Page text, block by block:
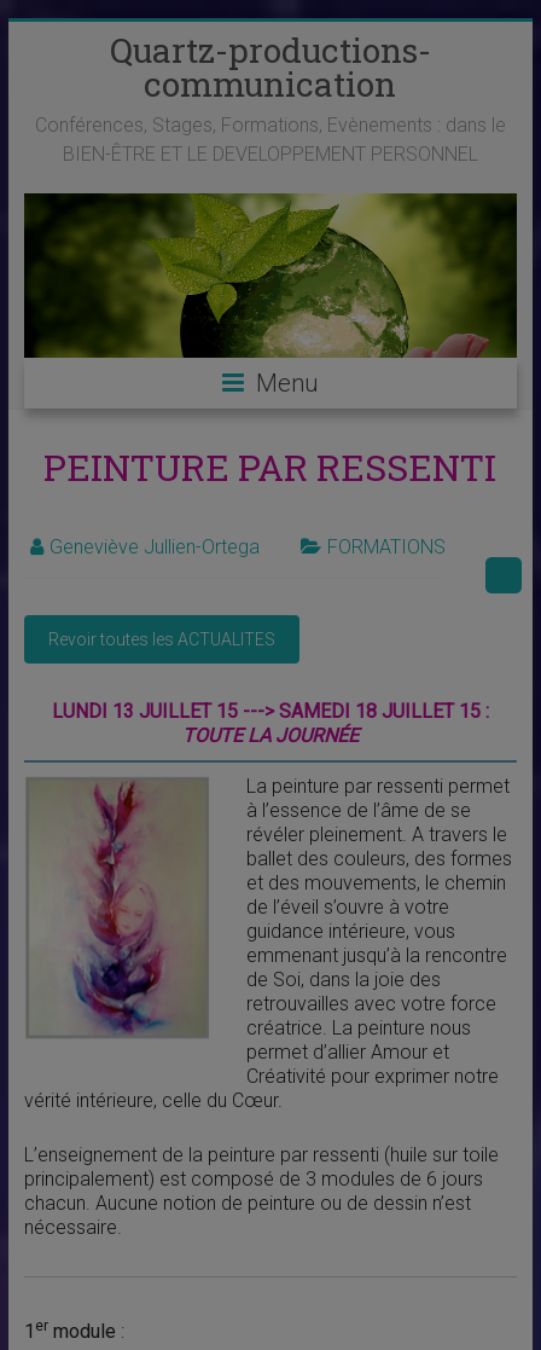
Quartz-productions-
communication
Conférences, Stages, Formations, Evènements : dans le
BIEN-ÊTRE ET LE DEVELOPPEMENT PERSONNEL
Menu
PEINTURE PAR RESSENTI
Geneviève Jullien-Ortega FORMATIONS
LUNDI 13 JUILLET 15 ---> SAMEDI 18 JUILLET 15 :
TOUTE LA JOURNÉE
La peinture par ressenti permet
à l’essence de l’âme de se
révéler pleinement. A travers le
ballet des couleurs, des formes
et des mouvements, le chemin
de l’éveil s’ouvre à votre
guidance intérieure, vous
emmenant jusqu’à la rencontre
de Soi, dans la joie des
retrouvailles avec votre force
créatrice. La peinture nous
permet d’allier Amour et
Créativité pour exprimer notre
vérité intérieure, celle du Cœur.
L’enseignement de la peinture par ressenti (huile sur toile
principalement) est composé de 3 modules de 6 jours
chacun. Aucune notion de peinture ou de dessin n’est
nécessaire.
1 er module :